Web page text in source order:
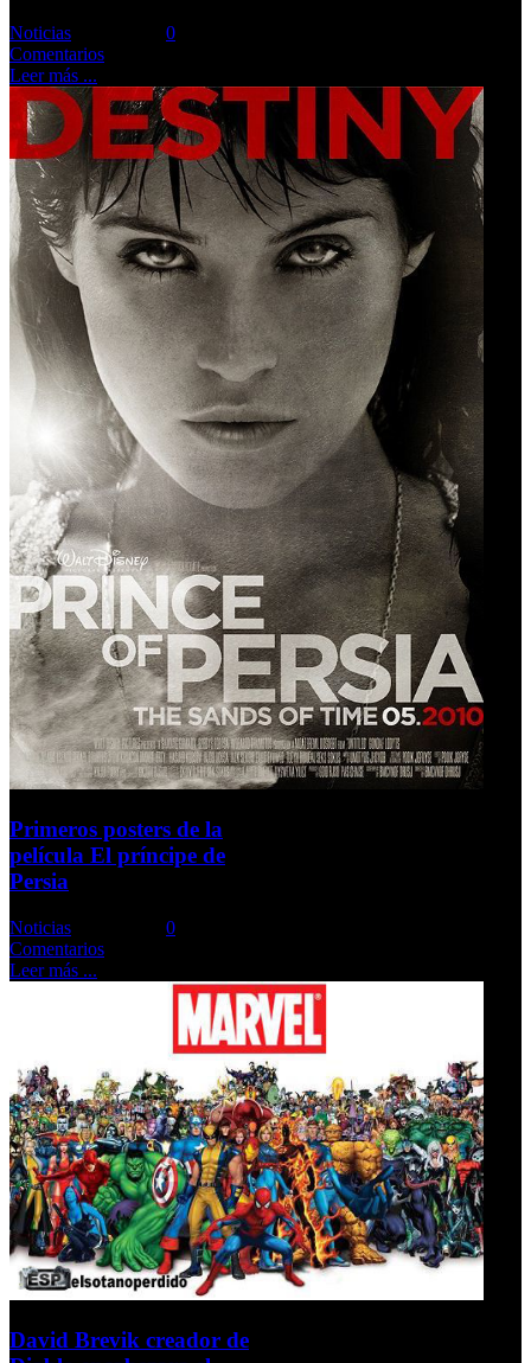
Noticias
0
Comentarios
Leer más ...
Primeros posters de la
película El príncipe de
Persia
Noticias
0
Comentarios
Leer más ...
David Brevik creador de